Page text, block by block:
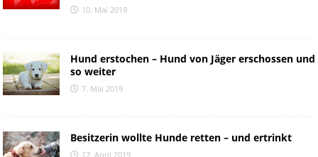
10. Mai 2019
Hund erstochen – Hund von Jäger erschossen und
so weiter
7. Mai 2019
Besitzerin wollte Hunde retten – und ertrinkt
17. April 2019